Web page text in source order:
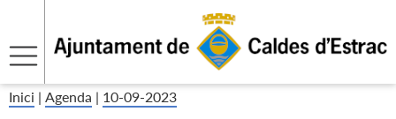
Inici | Agenda | 10-09-2023